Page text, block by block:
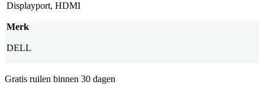
Displayport, HDMI
Merk
DELL
Gratis ruilen binnen 30 dagen